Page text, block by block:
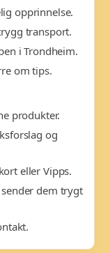
opprinnelse.
transport.
i Trondheim.
om tips.
produkter.
og
eller Vipps.
dem trygt